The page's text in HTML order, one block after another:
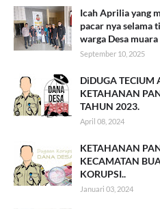
Icah Aprilia yang
pacar nya selama
warga Desa
September 10, 2025
DiDUGA TECIUM
KETAHANAN
TAHUN 2023.
April 08, 2024
KETAHANAN
KECAMATAN
KORUPSI..
Januari 03, 2024